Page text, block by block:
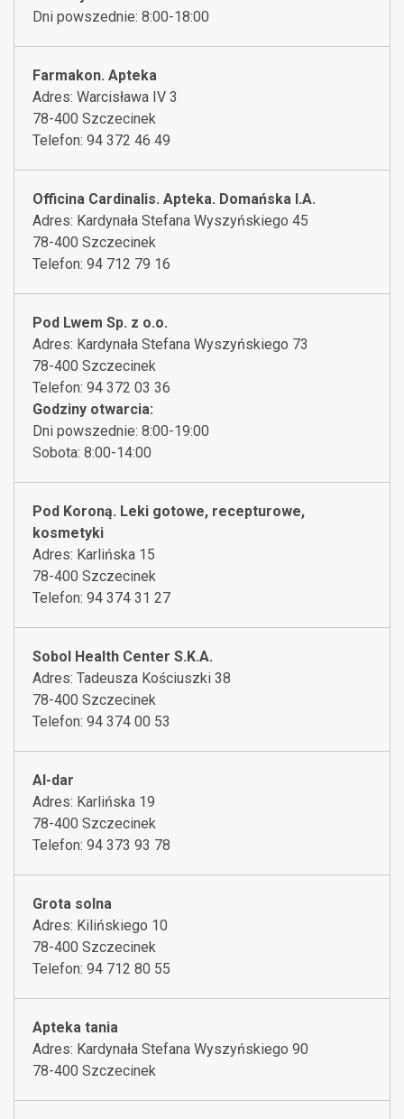
Dni powszednie: 8:00-18:00
Farmakon. Apteka
Adres: Warcisława IV 3
78-400 Szczecinek
Telefon: 94 372 46 49
Officina Cardinalis. Apteka. Domańska I.A.
Adres: Kardynała Stefana Wyszyńskiego 45
78-400 Szczecinek
Telefon: 94 712 79 16
Pod Lwem Sp. z o.o.
Adres: Kardynała Stefana Wyszyńskiego 73
78-400 Szczecinek
Telefon: 94 372 03 36
Godziny otwarcia:
Dni powszednie: 8:00-19:00
Sobota: 8:00-14:00
Pod Koroną. Leki gotowe, recepturowe,
kosmetyki
Adres: Karlińska 15
78-400 Szczecinek
Telefon: 94 374 31 27
Sobol Health Center S.K.A.
Adres: Tadeusza Kościuszki 38
78-400 Szczecinek
Telefon: 94 374 00 53
Al-dar
Adres: Karlińska 19
78-400 Szczecinek
Telefon: 94 373 93 78
Grota solna
Adres: Kilińskiego 10
78-400 Szczecinek
Telefon: 94 712 80 55
Apteka tania
Adres: Kardynała Stefana Wyszyńskiego 90
78-400 Szczecinek